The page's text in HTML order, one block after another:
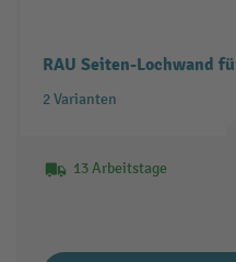
RAU Seiten-Lochwand
2 Varianten
13 Arbeitstage